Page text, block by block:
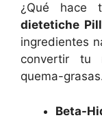
¿Qué hace
dietetiche
ingredientes
convertir tu
quema-
Beta-